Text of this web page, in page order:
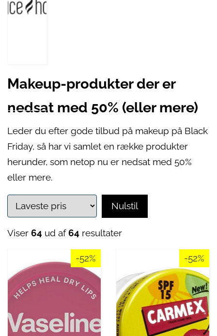
Makeup-produkter der er
nedsat med 50% (eller mere)
Leder du efter gode tilbud på makeup på Black
Friday, så har vi samlet en række produkter
herunder, som netop nu er nedsat med 50%
eller mere.
Nulstil
Viser 64 ud af64 resultater
-52% -52%